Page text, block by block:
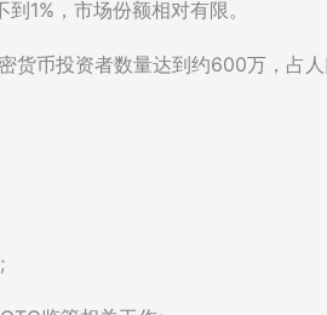
1%，市场份额相对有限。
货币投资者数量达到约600万，占